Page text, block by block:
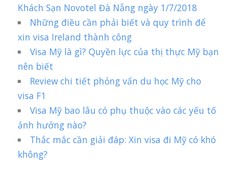
Khách Sạn Novotel Đà Nẵng ngày 1/7/2018
Những điều cần phải biết và quy trình để
xin visa Ireland thành công
Visa Mỹ là gì? Quyền lực của thị thực Mỹ bạn
nên biết
Review chi tiết phỏng vấn du học Mỹ cho
visa F1
Visa Mỹ bao lâu có phụ thuộc vào các yếu tố
ảnh hưởng nào?
Thắc mắc cần giải đáp: Xin visa đi Mỹ có khó
không?